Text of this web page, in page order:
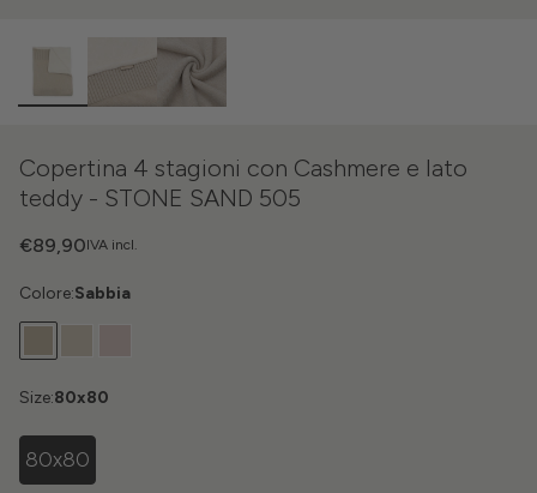
Copertina 4 stagioni con Cashmere e lato
teddy - STONE SAND 505
IVA incl.
€89,90
Colore:Sabbia
Size:80x80
80x80